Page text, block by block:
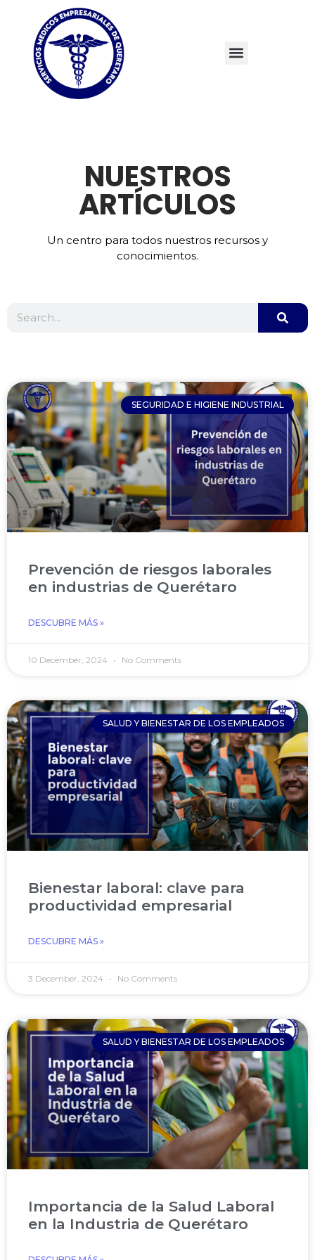
NUESTROS
ARTÍCULOS
Un centro para todos nuestros recursos y
conocimientos.
SEGURIDAD E HIGIENE INDUSTRIAL
Prevención de riesgos laborales
en industrias de Querétaro
DESCUBRE MÁS »
10 December, 2024 No Comments
SALUD Y BIENESTAR DE LOS EMPLEADOS
Bienestar laboral: clave para
productividad empresarial
DESCUBRE MÁS »
3 December, 2024 No Comments
SALUD Y BIENESTAR DE LOS EMPLEADOS
Importancia de la Salud Laboral
en la Industria de Querétaro